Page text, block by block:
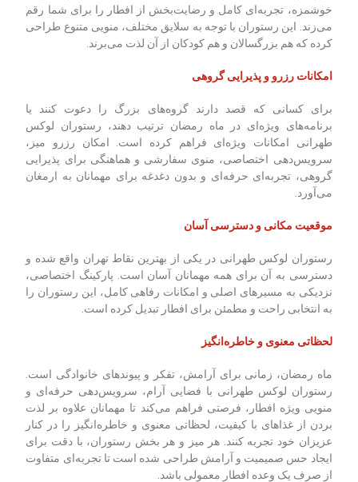
خوشمزه، تجربه‌ای کامل و رضایت‌بخش از افطار را برای شما رقم
می‌زند. این رستوران با توجه به سلایق مختلف، منویی متنوع طراحی
کرده که هم بزرگسالان و هم کودکان از آن لذت می‌برند.
امکانات رزرو و پذیرایی گروهی
برای کسانی که قصد دارند گروه‌های بزرگ را دعوت کنند یا
برنامه‌های ویژه‌ای در ماه رمضان ترتیب دهند، رستوران لوکس
طهرانی امکانات ویژه‌ای فراهم کرده است. امکان رزرو میز،
سرویس‌دهی اختصاصی، منوی سفارشی و هماهنگی برای پذیرایی
گروهی، تجربه‌ای حرفه‌ای و بدون دغدغه برای مهمانان به ارمغان
می‌آورد.
موقعیت مکانی و دسترسی آسان
رستوران لوکس طهرانی در یکی از بهترین نقاط تهران واقع شده و
دسترسی به آن برای همه مهمانان آسان است. پارکینگ اختصاصی،
نزدیکی به مسیرهای اصلی و امکانات رفاهی کامل، این رستوران را
به انتخابی راحت و مطمئن برای افطار تبدیل کرده است.
لحظاتی معنوی و خاطره‌انگیز
ماه رمضان، زمانی برای آرامش، تفکر و پیوندهای خانوادگی است.
رستوران لوکس طهرانی با فضایی آرام، سرویس‌دهی حرفه‌ای و
منویی ویژه افطار، فرصتی فراهم می‌کند تا مهمانان علاوه بر لذت
بردن از غذاهای با کیفیت، لحظاتی معنوی و خاطره‌انگیز را در کنار
عزیزان خود تجربه کنند. هر میز و هر بخش رستوران، با دقت برای
ایجاد حس صمیمیت و آرامش طراحی شده است تا تجربه‌ای متفاوت
از صرف یک وعده افطار معمولی باشد.